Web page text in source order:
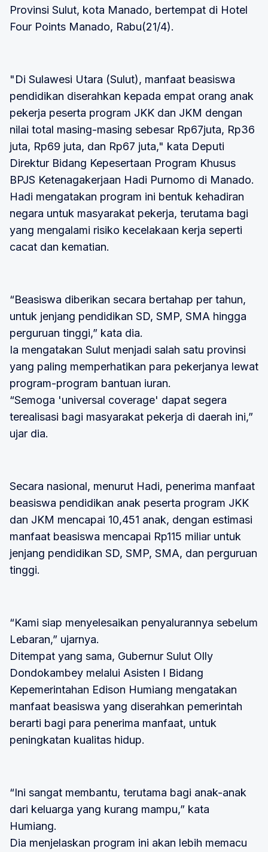
Provinsi Sulut, kota Manado, bertempat di Hotel
Four Points Manado, Rabu(21/4).
"Di Sulawesi Utara (Sulut), manfaat beasiswa
pendidikan diserahkan kepada empat orang anak
pekerja peserta program JKK dan JKM dengan
nilai total masing-masing sebesar Rp67juta, Rp36
juta, Rp69 juta, dan Rp67 juta," kata Deputi
Direktur Bidang Kepesertaan Program Khusus
BPJS Ketenagakerjaan Hadi Purnomo di Manado.
Hadi mengatakan program ini bentuk kehadiran
negara untuk masyarakat pekerja, terutama bagi
yang mengalami risiko kecelakaan kerja seperti
cacat dan kematian.
“Beasiswa diberikan secara bertahap per tahun,
untuk jenjang pendidikan SD, SMP, SMA hingga
perguruan tinggi,” kata dia.
Ia mengatakan Sulut menjadi salah satu provinsi
yang paling memperhatikan para pekerjanya lewat
program-program bantuan iuran.
“Semoga 'universal coverage' dapat segera
terealisasi bagi masyarakat pekerja di daerah ini,”
ujar dia.
Secara nasional, menurut Hadi, penerima manfaat
beasiswa pendidikan anak peserta program JKK
dan JKM mencapai 10,451 anak, dengan estimasi
manfaat beasiswa mencapai Rp115 miliar untuk
jenjang pendidikan SD, SMP, SMA, dan perguruan
tinggi.
“Kami siap menyelesaikan penyalurannya sebelum
Lebaran,” ujarnya.
Ditempat yang sama, Gubernur Sulut Olly
Dondokambey melalui Asisten I Bidang
Kepemerintahan Edison Humiang mengatakan
manfaat beasiswa yang diserahkan pemerintah
berarti bagi para penerima manfaat, untuk
peningkatan kualitas hidup.
“Ini sangat membantu, terutama bagi anak-anak
dari keluarga yang kurang mampu,” kata
Humiang.
Dia menjelaskan program ini akan lebih memacu